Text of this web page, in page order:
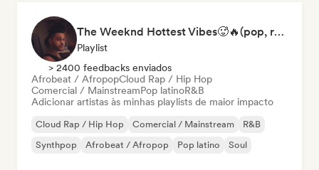
The Weeknd Hottest Vibes🥵🔥(pop, rock, rnb, hiphop, sexy, dark, sad, chill, melancholy, moody, vibe)
Playlist
> 2400 feedbacks enviados
Afrobeat / AfropopCloud Rap / Hip Hop
Comercial / MainstreamPop latinoR&B
Adicionar artistas às minhas playlists de maior impacto
Cloud Rap / Hip Hop Comercial / Mainstream
R&B
Synthpop
Afrobeat / Afropop Pop latino Soul